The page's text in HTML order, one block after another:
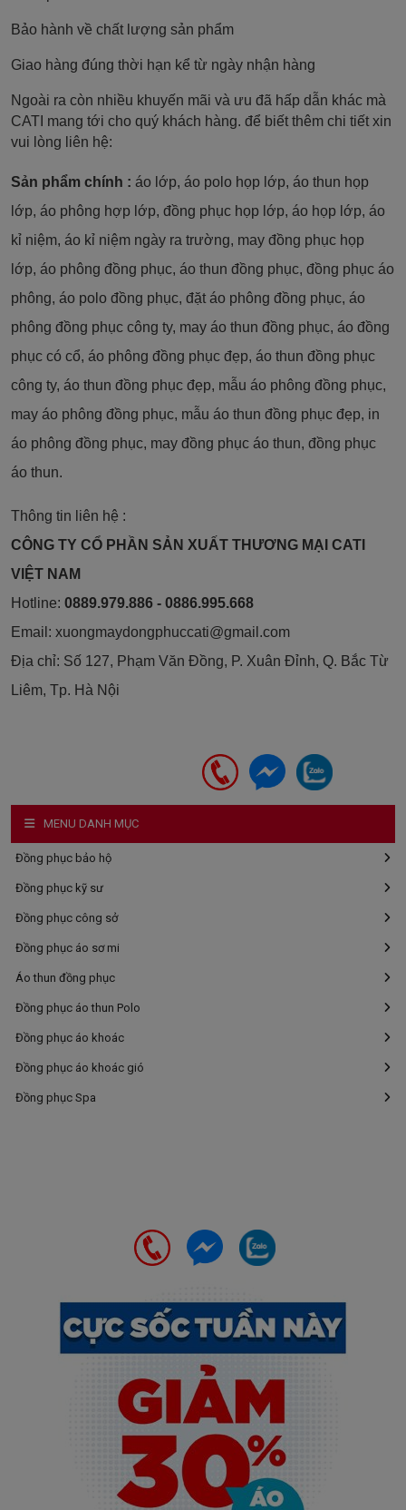
Bảo hành về chất lượng sản phẩm
Giao hàng đúng thời hạn kể từ ngày nhận hàng
Ngoài ra còn nhiều khuyến mãi và ưu đã hấp dẫn khác mà
CATI mang tới cho quý khách hàng. để biết thêm chi tiết xin
vui lòng liên hệ:
Sản phẩm chính : áo lớp, áo polo họp lớp, áo thun họp
lớp, áo phông hợp lớp, đồng phục họp lớp, áo họp lớp, áo
kỉ niệm, áo kỉ niệm ngày ra trường, may đồng phục họp
lớp, áo phông đồng phục, áo thun đồng phục, đồng phục áo
phông, áo polo đồng phục, đặt áo phông đồng phục, áo
phông đồng phục công ty, may áo thun đồng phục, áo đồng
phục có cổ, áo phông đồng phục đẹp, áo thun đồng phục
công ty, áo thun đồng phục đẹp, mẫu áo phông đồng phục,
may áo phông đồng phục, mẫu áo thun đồng phục đẹp, in
áo phông đồng phục, may đồng phục áo thun, đồng phục
áo thun.
Thông tin liên hệ :
CÔNG TY CỔ PHẦN SẢN XUẤT THƯƠNG MẠI CATI
VIỆT NAM
Hotline: 0889.979.886 - 0886.995.668
Email: xuongmaydongphuccati@gmail.com
Địa chỉ: Số 127, Phạm Văn Đồng, P. Xuân Đỉnh, Q. Bắc Từ
Liêm, Tp. Hà Nội
MENU DANH MỤC
Đồng phục bảo hộ
Đồng phục kỹ sư
Đồng phục công sở
Đồng phục áo sơ mi
Áo thun đồng phục
Đồng phục áo thun Polo
Đồng phục áo khoác
Đồng phục áo khoác gió
Đồng phục Spa